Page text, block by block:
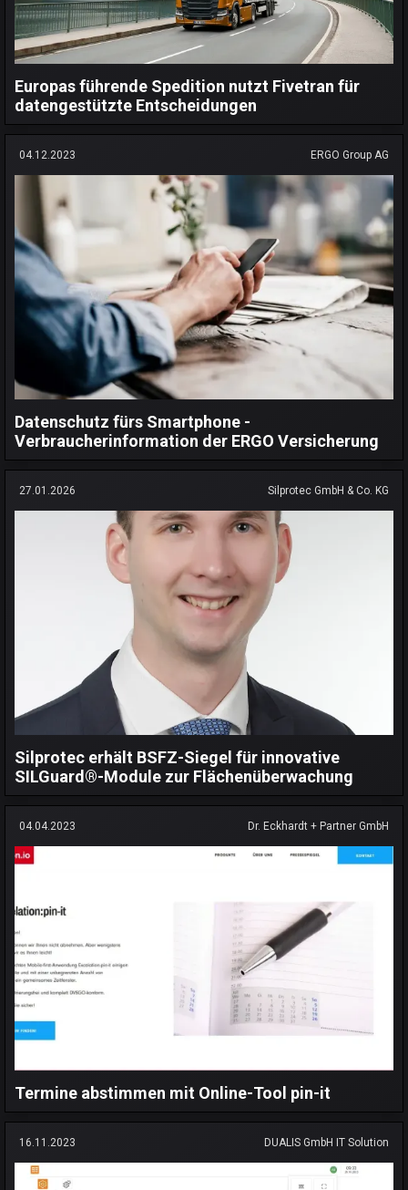
Europas führende Spedition nutzt Fivetran für
datengestützte Entscheidungen
04.12.2023 ERGO Group AG
Datenschutz fürs Smartphone -
Verbraucherinformation der ERGO Versicherung
27.01.2026 Silprotec GmbH & Co. KG
Silprotec erhält BSFZ-Siegel für innovative
SILGuard®-Module zur Flächenüberwachung
04.04.2023 Dr. Eckhardt + Partner GmbH
Termine abstimmen mit Online-Tool pin-it
16.11.2023 DUALIS GmbH IT Solution